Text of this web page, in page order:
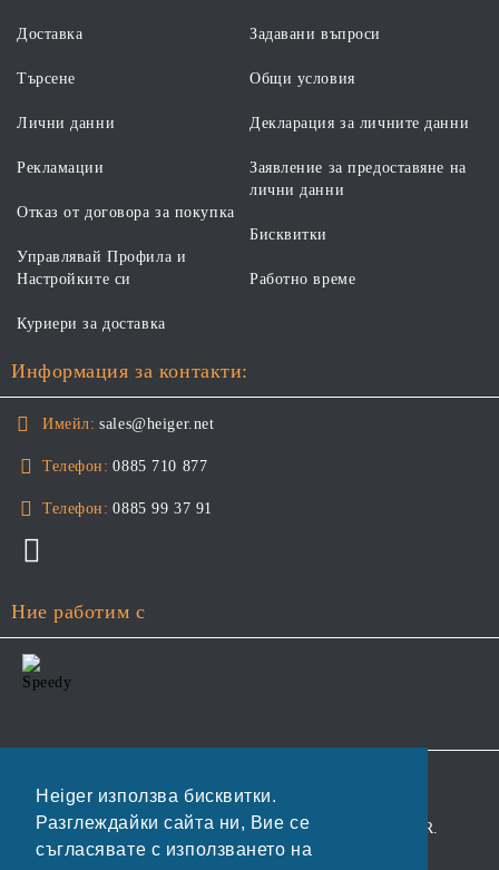
Heiger използва бисквитки.
Разглеждайки сайта ни, Вие се
съгласявате с използването на
Доставка
Търсене
Задавани въпроси
Общи условия
Лични данни
Рекламации
Отказ от договора за покупка
Управлявай Профила и
Настройките си
Декларация за личните данни
Заявление за предоставяне на
лични данни
Бисквитки
Работно време
Куриери за доставка
Информация за контакти:
Имейл: sales@heiger.net
Телефон: 0885 710 877
Телефон: 0885 99 37 91
Ние работим с
Нашият онлайн магазин е 100% съобразен с GDPR.